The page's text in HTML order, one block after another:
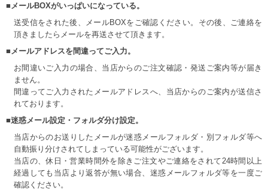
■メールBOXがいっぱいになっている。
送受信をされた後、メールBOXをご確認ください。その後、ご連絡を
頂きましたらメールを再送させて頂きます。
■メールアドレスを間違ってご入力。
お間違いご入力の場合、当店からのご注文確認・発送ご案内等が届き
ません。
間違ってご入力されたメールアドレスへ、当店からのご案内が送信さ
れております。
■迷惑メール設定・フォルダ分け設定。
当店からのお送りしたメールが迷惑メールフォルダ・別フォルダ等へ
自動振り分けされてしまっている可能性がございます。
当店の、休日・営業時間外を除きご注文やご連絡をされて24時間以上
経過しても当店より返答が無い場合、迷惑メールフォルダ等を一度ご
確認ください。